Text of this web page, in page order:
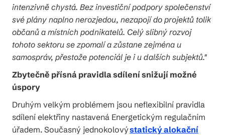
intenzivně chystá. Bez investiční podpory společenství
své plány naplno nerozjedou, nezapojí do projektů tolik
občanů a místních podnikatelů. Celý slibný rozvoj
tohoto sektoru se zpomalí a zůstane zejména u
samospráv, přestože potenciál je i u dalších subjektů."
Zbytečně přísná pravidla sdílení snižují možné
úspory
Druhým velkým problémem jsou neflexibilní pravidla
sdílení elektřiny nastavená Energetickým regulačním
úřadem. Současný jednokolovýstatický alokační